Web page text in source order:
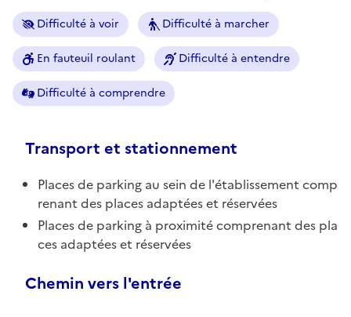
Difficulté à voir Difficulté à marcher
En fauteuil roulant Difficulté à entendre
Difficulté à comprendre
Transport et stationnement
Places de parking au sein de l'établissement comp
renant des places adaptées et réservées
Places de parking à proximité comprenant des pla
ces adaptées et réservées
Chemin vers l'entrée